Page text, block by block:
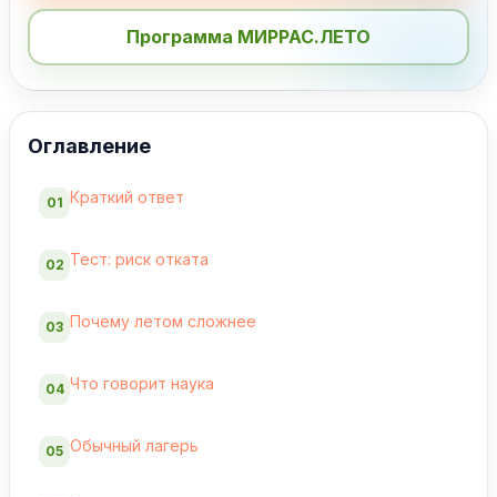
Программа МИРРАС.ЛЕТО
Оглавление
01 Краткий ответ
02 Тест: риск отката
03 Почему летом сложнее
04 Что говорит наука
05 Обычный лагерь